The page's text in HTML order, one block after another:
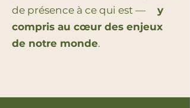
de présence à ce qui est — y
compris au cœur des enjeux
de notre monde.